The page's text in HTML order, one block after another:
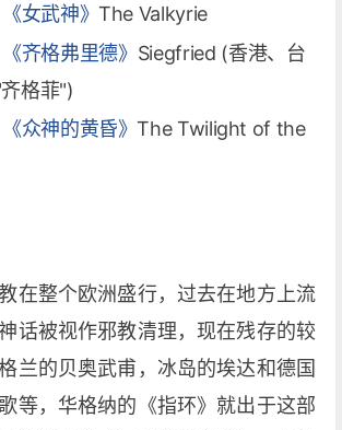
《女武神》The Valkyrie
《齐格弗里德》 Siegfried (香港、台
格菲")
《众神的黄昏》The Twilight of the
在整个欧洲盛行，过去在地方上流
话被视作邪教清理，现在残存的较
兰的贝奥武甫，冰岛的埃达和德国
等，华格纳的《指环》就出于这部